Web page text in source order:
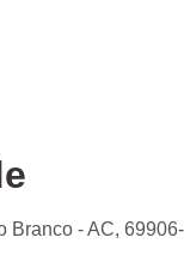
Branco - AC, 69906-